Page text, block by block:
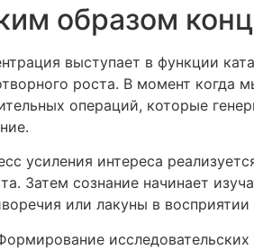
образом
выступает в функции
роста. В момент когда
операций, которые
усиления интереса
Затем сознание начинает
или лакуны в